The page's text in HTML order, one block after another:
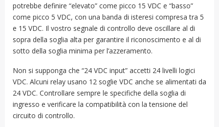
potrebbe definire “elevato” come picco 15 VDC e “basso”
come picco 5 VDC, con una banda di isteresi compresa tra 5
e 15 VDC. Il vostro segnale di controllo deve oscillare al di
sopra della soglia alta per garantire il riconoscimento e al di
sotto della soglia minima per l’azzeramento.
Non si supponga che “24 VDC input” accetti 24 livelli logici
VDC. Alcuni relay usano 12 soglie VDC anche se alimentati da
24 VDC. Controllare sempre le specifiche della soglia di
ingresso e verificare la compatibilità con la tensione del
circuito di controllo.